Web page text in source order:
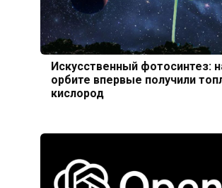
Искусственный фотосинтез:
орбите впервые получили
кислород